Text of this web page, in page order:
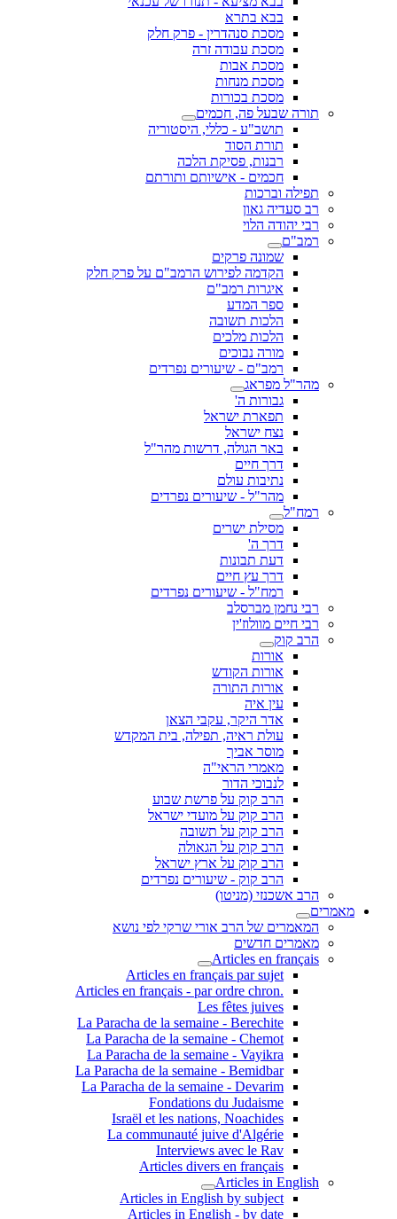
בבא בתרא
מסכת סנהדרין - פרק חלק
מסכת עבודה זרה
מסכת אבות
מסכת מנחות
מסכת בכורות
תורה שבעל פה, חכמים
תושב"ע - כללי, היסטוריה
תורת הסוד
רבנות, פסיקת הלכה
חכמים - אישיותם ותורתם
תפילה וברכות
רב סעדיה גאון
רבי יהודה הלוי
רמב"ם
שמונה פרקים
הקדמה לפירוש הרמב"ם על פרק חלק
איגרות רמב"ם
ספר המדע
הלכות תשובה
הלכות מלכים
מורה נבוכים
רמב"ם - שיעורים נפרדים
מהר"ל מפראג
גבורות ה'
תפארת ישראל
נצח ישראל
באר הגולה, דרשות מהר"ל
דרך חיים
נתיבות עולם
מהר"ל - שיעורים נפרדים
רמח"ל
מסילת ישרים
דרך ה'
דעת תבונות
דרך עץ חיים
רמח"ל - שיעורים נפרדים
רבי נחמן מברסלב
רבי חיים מוולוז'ין
הרב קוק
אורות
אורות הקודש
אורות התורה
עין איה
אדר היקר, עקבי הצאן
עולת ראיה, תפילה, בית המקדש
מוסר אביך
מאמרי הראי"ה
לנבוכי הדור
הרב קוק על פרשת שבוע
הרב קוק על מועדי ישראל
הרב קוק על תשובה
הרב קוק על הגאולה
הרב קוק על ארץ ישראל
הרב קוק - שיעורים נפרדים
הרב אשכנזי (מניטו)
מאמרים
המאמרים של הרב אורי שרקי לפי נושא
מאמרים חדשים
Articles en français
Articles en français par sujet
.Articles en français - par ordre chron
Les fêtes juives
La Paracha de la semaine - Berechite
La Paracha de la semaine - Chemot
La Paracha de la semaine - Vayikra
La Paracha de la semaine - Bemidbar
La Paracha de la semaine - Devarim
Fondations du Judaisme
Israël et les nations, Noachides
La communauté juive d'Algérie
Interviews avec le Rav
Articles divers en français
Articles in English
Articles in English by subject
Articles in English - by date